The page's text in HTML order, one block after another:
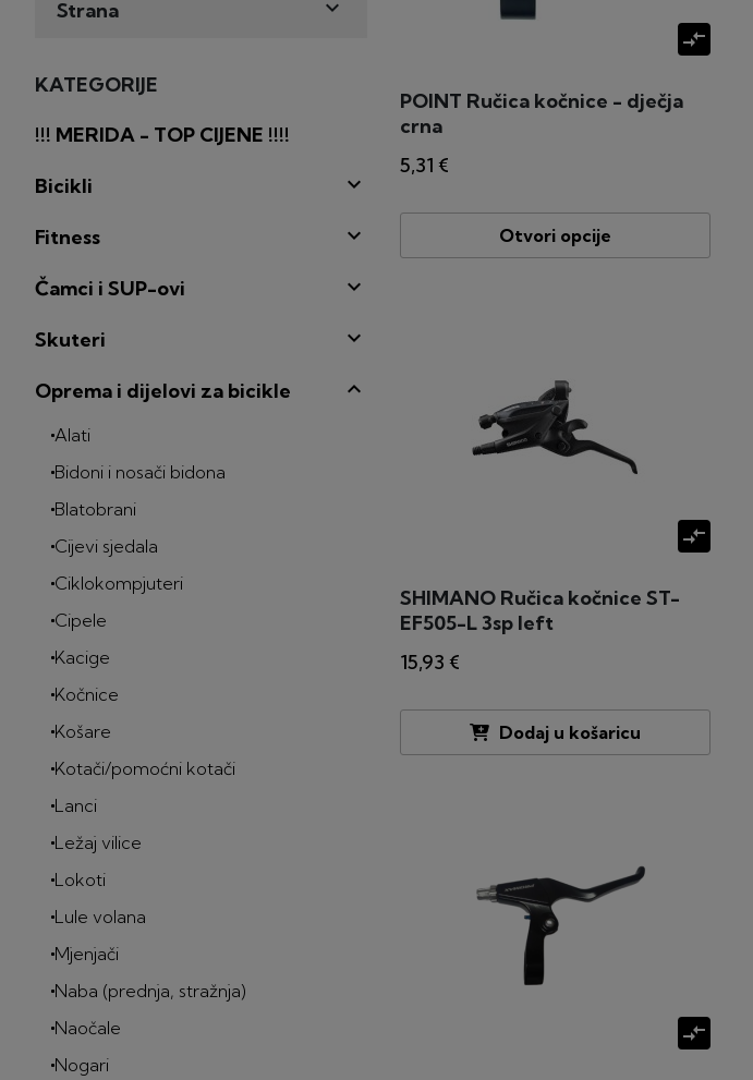
Strana 
KATEGORIJE
!!! MERIDA - TOP CIJENE !!!!
Bicikli 
Fitness 
Čamci i SUP-ovi 
Skuteri 
Oprema i dijelovi za bicikle
Alati
Bidoni i nosači bidona
Blatobrani
Cijevi sjedala
Ciklokompjuteri
Cipele
Kacige
Kočnice
Košare
Kotači/pomoćni kotači
Lanci
Ležaj vilice
Lokoti
Lule volana
Mjenjači
Naba (prednja, stražnja)
Naočale
Nogari
compare_arrows
POINT Ručica kočnice - dječja
crna
5,31 €
Otvori opcije
compare_arrows
SHIMANO Ručica kočnice ST-
EF505-L 3sp left
15,93 €
Dodaj u košaricu
compare_arrows